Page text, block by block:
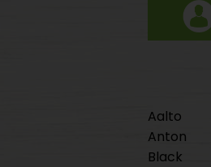
Aalto
Anton
Black